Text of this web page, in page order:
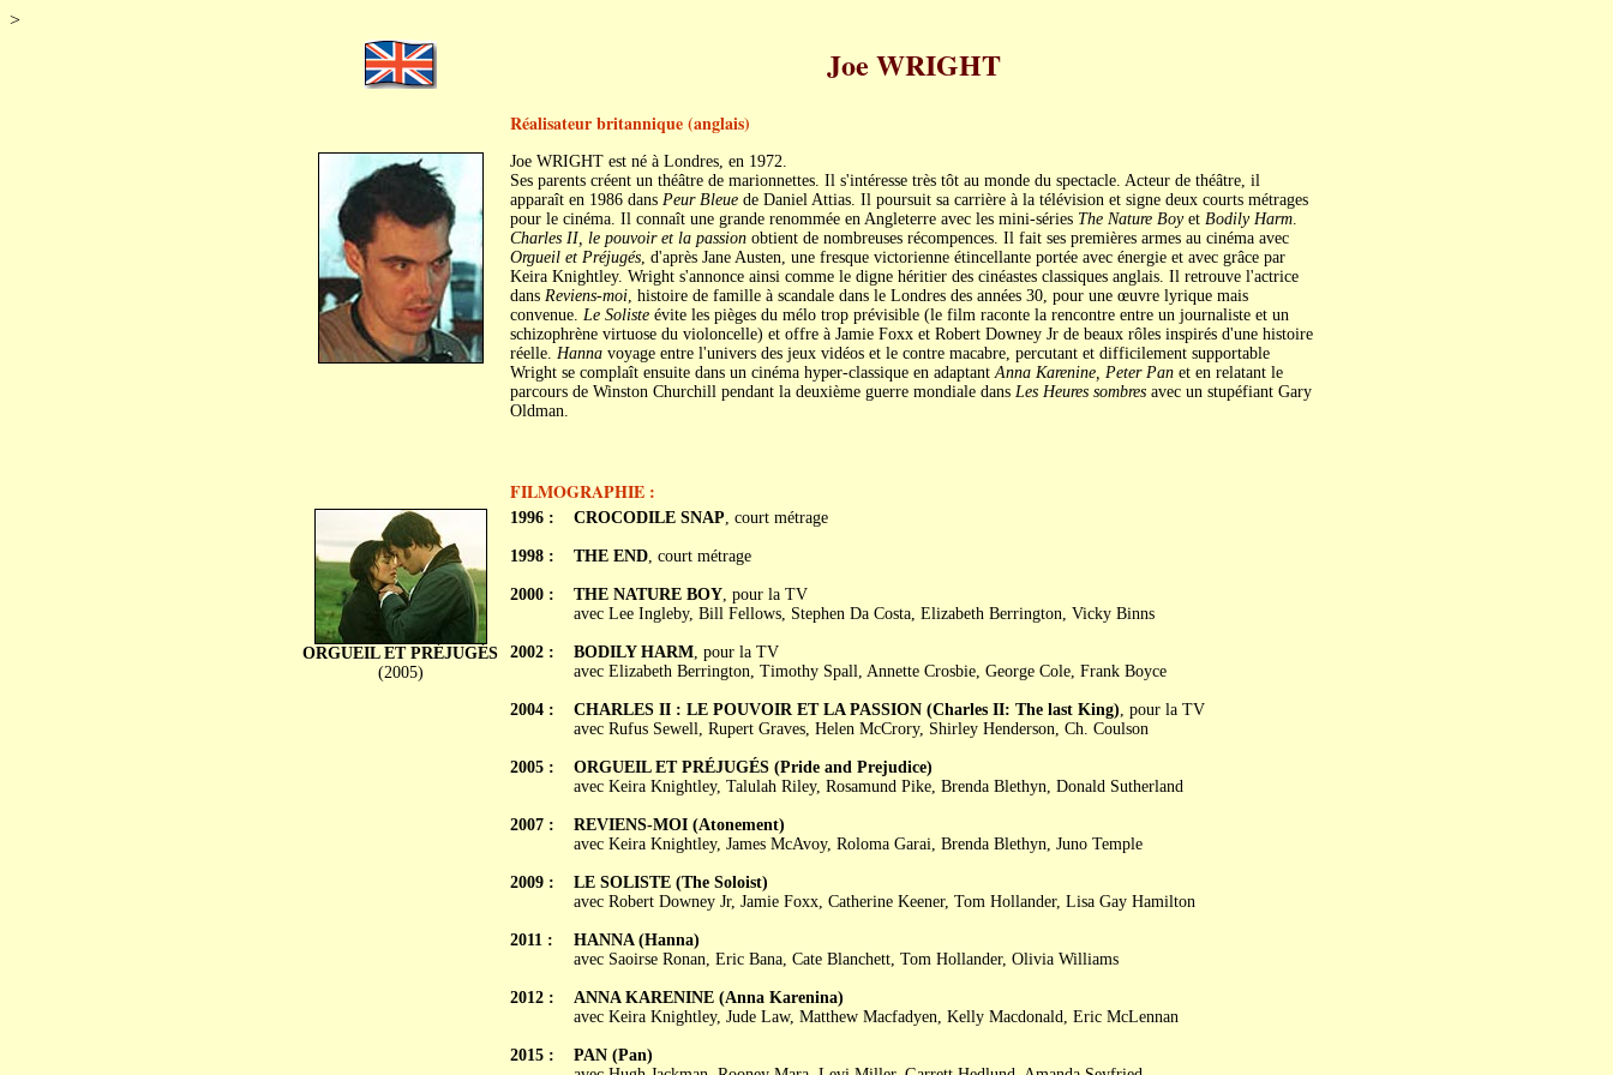
>
Joe WRIGHT
Réalisateur britannique (anglais)
Joe WRIGHT est né à Londres, en 1972.
Ses parents créent un théâtre de marionnettes. Il s'intéresse très tôt au monde du spectacle. Acteur de théâtre, il
apparaît en 1986 dans Peur Bleuede Daniel Attias. Il poursuit sa carrière à la télévision et signe deux courts métrages
pour le cinéma. Il connaît une grande renommée en Angleterre avec les mini-séries The Nature Boyet Bodily Harm.
Charles II, le pouvoir et la passionobtient de nombreuses récompences. Il fait ses premières armes au cinéma avec
Orgueil et Préjugés, d'après Jane Austen, une fresque victorienne étincellante portée avec énergie et avec grâce par
Keira Knightley. Wright s'annonce ainsi comme le digne héritier des cinéastes classiques anglais. Il retrouve l'actrice
dans Reviens-moi, histoire de famille à scandale dans le Londres des années 30, pour une œuvre lyrique mais
convenue. Le Solisteévite les pièges du mélo trop prévisible (le film raconte la rencontre entre un journaliste et un
schizophrène virtuose du violoncelle) et offre à Jamie Foxx et Robert Downey Jr de beaux rôles inspirés d'une histoire
réelle. Hannavoyage entre l'univers des jeux vidéos et le contre macabre, percutant et difficilement supportable
Wright se complaît ensuite dans un cinéma hyper-classique en adaptantAnna Karenine, Peter Panet en relatant le
parcours de Winston Churchill pendant la deuxième guerre mondiale dans Les Heures sombresavec un stupéfiant Gary
Oldman.
FILMOGRAPHIE :
ORGUEIL ET PRÉJUGÉS
(2005)
1996 :
1998 :
2000 :
2002 :
2004 :
2005 :
2007 :
2009 :
2011 :
2012 :
2015 :
CROCODILE SNAP, court métrage
THE END, court métrage
THE NATURE BOY, pour la TV
avec Lee Ingleby, Bill Fellows, Stephen Da Costa, Elizabeth Berrington, Vicky Binns
BODILY HARM, pour la TV
avec Elizabeth Berrington, Timothy Spall, Annette Crosbie, George Cole, Frank Boyce
CHARLES II : LE POUVOIR ET LA PASSION (Charles II: The last King), pour la TV
avec Rufus Sewell, Rupert Graves, Helen McCrory, Shirley Henderson, Ch. Coulson
ORGUEIL ET PRÉJUGÉS (Pride and Prejudice)
avec Keira Knightley, Talulah Riley, Rosamund Pike, Brenda Blethyn, Donald Sutherland
REVIENS-MOI (Atonement)
avec Keira Knightley, James McAvoy, Roloma Garai, Brenda Blethyn, Juno Temple
LE SOLISTE (The Soloist)
avec Robert Downey Jr, Jamie Foxx, Catherine Keener, Tom Hollander, Lisa Gay Hamilton
HANNA (Hanna)
avec Saoirse Ronan, Eric Bana, Cate Blanchett, Tom Hollander, Olivia Williams
ANNA KARENINE (Anna Karenina)
avec Keira Knightley, Jude Law, Matthew Macfadyen, Kelly Macdonald, Eric McLennan
PAN (Pan)